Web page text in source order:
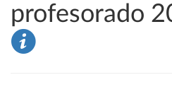
profesorado